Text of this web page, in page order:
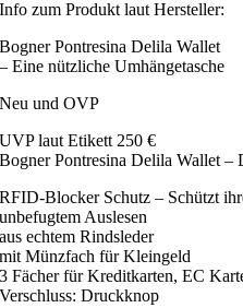
Info zum Produkt laut Hersteller:
Bogner Pontresina Delila Wallet
– Eine nützliche Umhängetasche
Neu und OVP
UVP laut Etikett 250 €
Bogner Pontresina Delila Wallet –
RFID-Blocker Schutz – Schützt
unbefugtem Auslesen
aus echtem Rindsleder
mit Münzfach für Kleingeld
3 Fächer für Kreditkarten, EC
Verschluss: Druckknop